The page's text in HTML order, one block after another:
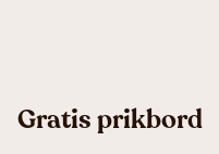
Gratis prikbord